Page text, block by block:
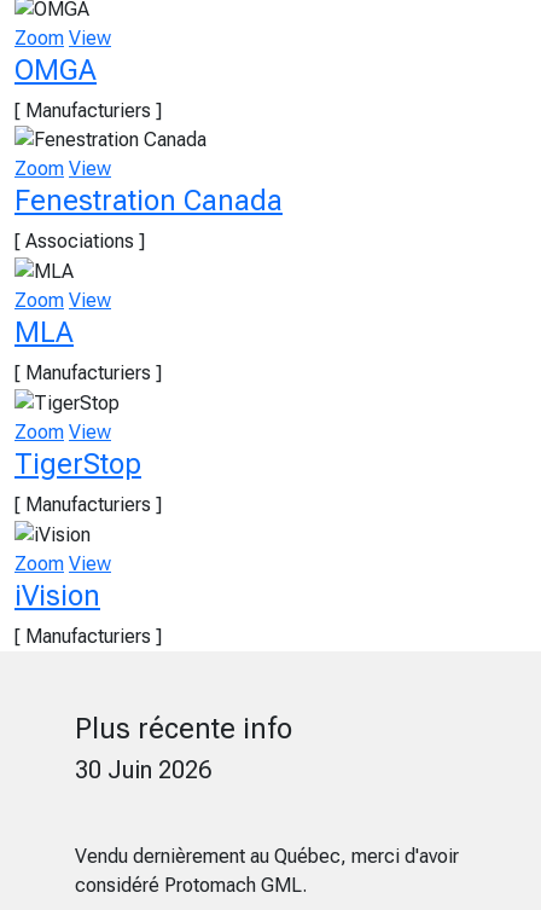
Zoom View
OMGA
[ Manufacturiers ]
Zoom View
Fenestration Canada
[ Associations ]
Zoom View
MLA
[ Manufacturiers ]
Zoom View
TigerStop
[ Manufacturiers ]
Zoom View
iVision
[ Manufacturiers ]
Plus récente info
30 Juin 2026
Vendu dernièrement au Québec, merci d'avoir
considéré Protomach GML.